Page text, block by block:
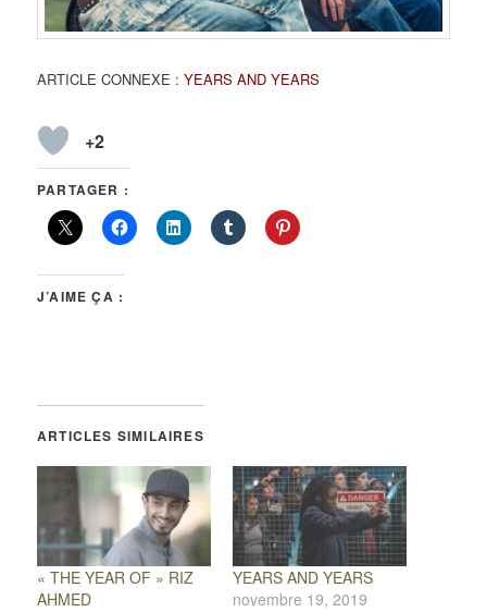
ARTICLE CONNEXE :YEARS AND YEARS
+2
PARTAGER :
J’AIME ÇA :
ARTICLES SIMILAIRES
« THE YEAR OF » RIZ
AHMED
YEARS AND YEARS
novembre 19, 2019